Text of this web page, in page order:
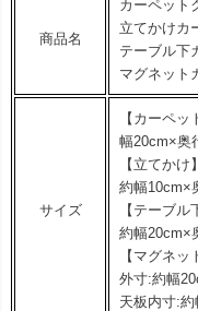
商品名
カーペット
立てかけカ
テーブル下
マグネット
サイズ
【カーペッ
幅20cm×奥
【立てかけ】
約幅10cm×
【テーブル
約幅20cm×
【マグネッ
外寸:約幅
天板内寸: